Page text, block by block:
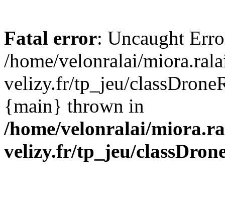
Fatal error: Uncaught
/home/velonralai/
velizy.fr/tp_jeu/
{main} thrown in
/home/velonralai/
velizy.fr/tp_jeu/